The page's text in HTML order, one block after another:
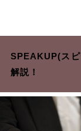
SPEAKUP(ス
解説！